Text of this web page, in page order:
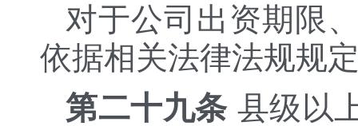
对于公司出资期限
依据相关法律法规规
第二十九条 县级以